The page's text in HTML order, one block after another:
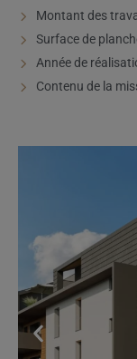
Montant des
Surface de
Année de
Contenu de la